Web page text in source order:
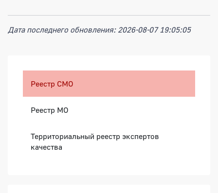
Дата последнего обновления: 2026-08-07 19:05:05
Реестр СМО
Реестр МО
Территориальный реестр экспертов
качества